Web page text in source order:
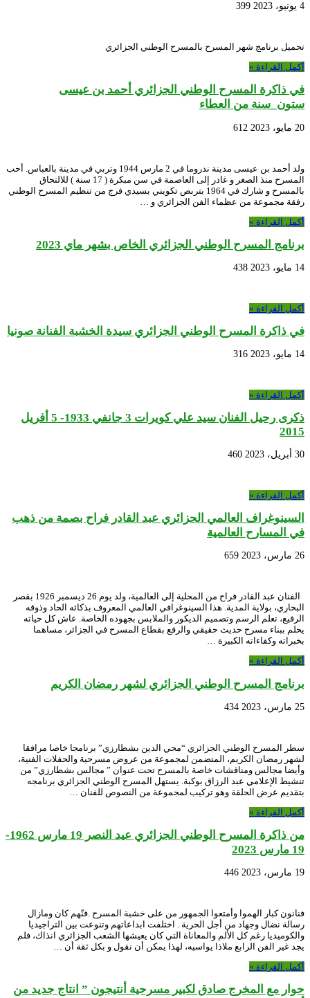
4 يونيو، 2023 399
تحميل برنامج شهر المسرح بالمسرح الوطني الجزائري
أكمل القراءة »
في ذاكرة المسرح الوطني الجزائري أحمد بن عيسى
ستون_سنة من العطاء
20 مايو، 2023 612
ولد أحمد بن عيسى مدينة ندروما في 2 مارس 1944 وتربي في مدينة بالعباس. أحب
المسرح منذ الصغر و غادر إلى العاصمة في سن مبكرة ( 17 سنة ) للالتحاق
بالمسرح و شارك في 1964 بتربص تكويني بسيدي فرج من تنظيم المسرح الوطني
رفقة مجموعة من عظماء الفن الجزائري و …
أكمل القراءة »
برنامج المسرح الوطني الجزائري الخاص بشهر ماي 2023
14 مايو، 2023 438
أكمل القراءة »
في ذاكرة المسرح الوطني الجزائري سيدة الخشبة الفنانة صونيا
14 مايو، 2023 316
أكمل القراءة »
ذكرى رحيل الفنان سيد علي كويرات 3 جانفي 1933- 5 أفريل
2015
30 أبريل، 2023 460
أكمل القراءة »
السينوغراف العالمي الجزائري عبد القادر فراح بصمة من ذهب
في المسارح العالمية
26 مارس، 2023 659
الفنان عبد القادر فراح من المحلية إلى العالمية، ولد يوم 26 ديسمبر 1926 بقصر
البخاري، بولاية المدية. هذا السينوغرافي العالمي المعروف بذكائه الحاد وذوقه
الرفيع، تعلم الرسم وتصميم الديكور والملابس بجهوده الخاصة. عاش كل حياته
يحلم ببناء مسرح حديث حقيقي والرفع بقطاع المسرح في الجزائر، مساهما
بخبراته وكفاءاته الكبيرة …
أكمل القراءة »
برنامج المسرح الوطني الجزائري لشهر رمضان الكريم
25 مارس، 2023 434
سطر المسرح الوطني الجزائري “محي الدين بشطارزي” برنامجا خاصا مرافقا
لشهر رمضان الكريم، المتضمن لمجموعة من عروض مسرحية والحفلات الفنية،
وأيضا مجالس ومناقشات خاصة بالمسرح تحت عنوان ” مجالس بشطارزي” من
تنشيط الإعلامي عبد الرزاق بوكبة. يستهل المسرح الوطني الجزائري برنامجه
بتقديم عرض الحلقة وهو تركيب لمجموعة من النصوص للفنان …
أكمل القراءة »
من ذاكرة المسرح الوطني الجزائري عيد النصر 19 مارس 1962-
19 مارس 2023
19 مارس، 2023 446
فنانون كبار الهموا وأمتعوا الجمهور من على خشبة المسرح .فنّهم كان ومازال
رسالة نضال وجهاد من أجل الحرية . اختلفت ابداعاتهم وتنوعت بين التراجيديا
والكوميديا رغم كل الألم والمعاناة التي كان يعيشها الشعب الجزائري انذاك، فلم
يجد غير الفن الرابع ملاذا يواسيه، لهذا يمكن أن نقول و بكل ثقة أن …
أكمل القراءة »
حوار مع المخرج صادق لكبير مسرحية أنتيجون ” انتاج جديد من